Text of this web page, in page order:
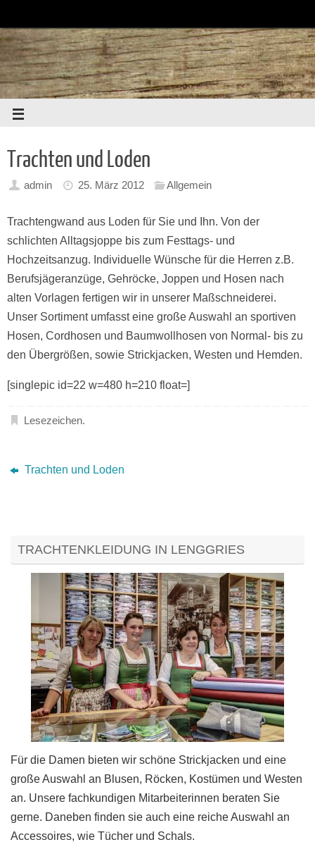
Trachten und Loden
admin 25. März 2012 Allgemein
Trachtengwand aus Loden für Sie und Ihn. Von der
schlichten Alltagsjoppe bis zum Festtags- und
Hochzeitsanzug. Individuelle Wünsche für die Herren z.B.
Berufsjägeranzüge, Gehröcke, Joppen und Hosen nach
alten Vorlagen fertigen wir in unserer Maßschneiderei.
Unser Sortiment umfasst eine große Auswahl an sportiven
Hosen, Cordhosen und Baumwollhosen von Normal- bis zu
den Übergrößen, sowie Strickjacken, Westen und Hemden.
[singlepic id=22 w=480 h=210 float=]
Lesezeichen.
Trachten und Loden
TRACHTENKLEIDUNG IN LENGGRIES
Für die Damen bieten wir schöne Strickjacken und eine
große Auswahl an Blusen, Röcken, Kostümen und Westen
an. Unsere fachkundigen Mitarbeiterinnen beraten Sie
gerne. Daneben finden sie auch eine reiche Auswahl an
Accessoires, wie Tücher und Schals.